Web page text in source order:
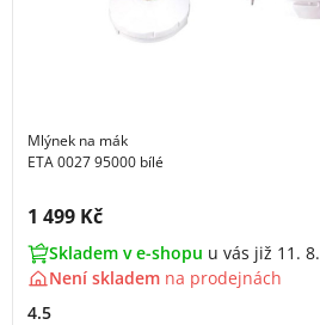
Mlýnek na mák
ETA 0027 95000 bílé
Cena s DPH:
1 499 Kč
Skladem v e-shopu u vás již 11. 8.
Není skladem na prodejnách
4.5